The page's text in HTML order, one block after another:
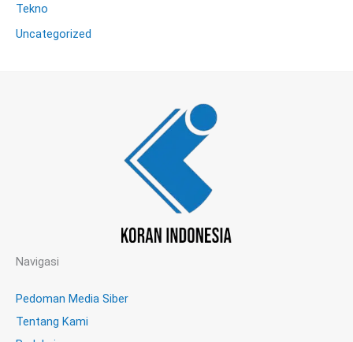
Tekno
Uncategorized
Navigasi
Pedoman Media Siber
Tentang Kami